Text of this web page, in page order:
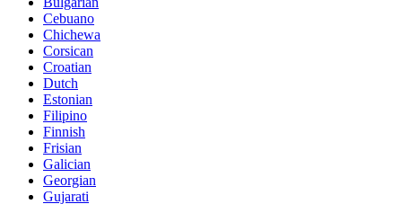
Cebuano
Chichewa
Corsican
Croatian
Dutch
Estonian
Filipino
Finnish
Frisian
Galician
Georgian
Gujarati